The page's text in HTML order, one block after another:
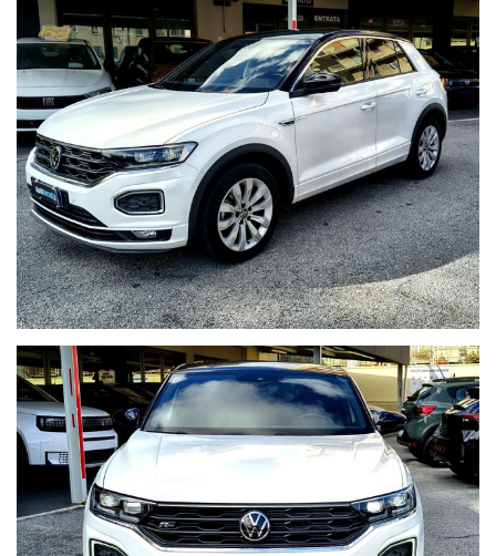
Vetri oscurati
Interni e Comfort
Digital Cockpit Pro Strumentazione digitale da 10,25
pollici
Sedili Sportivo
Volante Sportivo R-Line
Climatizzatore Automatico Bi-zona (Climatronic)
Ambient Light
Pedaliera in acciaio inossidabile
Tecnologia e Infotainment
Sistema Ready2Discover
App-Connect Supporto per Apple CarPlay e Android Auto
Ricezione Radio Digitale DAB+
Sicurezza e Assistenza alla Guida (Adas)
Adaptive Cruise Control (ACC)
Front Assist
Lane Assist
Park Pilot
Rilevatore di stanchezza
WWW.AUTOBORZOLI.IT